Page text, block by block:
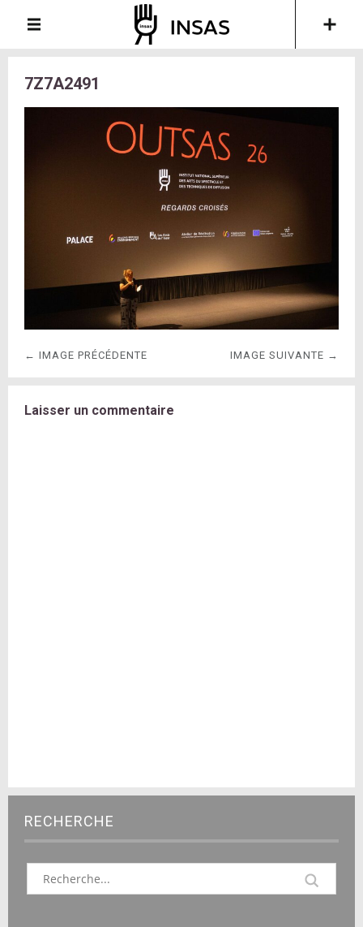
7Z7A2491
← IMAGE PRÉCÉDENTE IMAGE SUIVANTE →
Laisser un commentaire
RECHERCHE